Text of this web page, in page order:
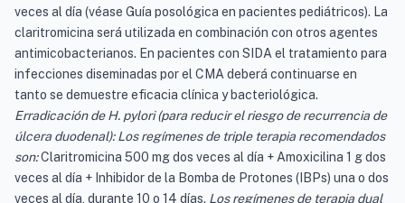
veces al día (véase Guía posológica en pacientes pediátricos). La
claritromicina será utilizada en combinación con otros agentes
antimicobacterianos. En pacientes con SIDA el tratamiento para
infecciones diseminadas por el CMA deberá continuarse en
tanto se demuestre eficacia clínica y bacteriológica.
Erradicación de H. pylori (para reducir el riesgo de recurrencia de
úlcera duodenal): Los regímenes de triple terapia recomendados
son:Claritromicina 500 mg dos veces al día + Amoxicilina 1 g dos
veces al día + Inhibidor de la Bomba de Protones (IBPs) una o dos
veces al día, durante 10 o 14 días. Los regímenes de terapia dual